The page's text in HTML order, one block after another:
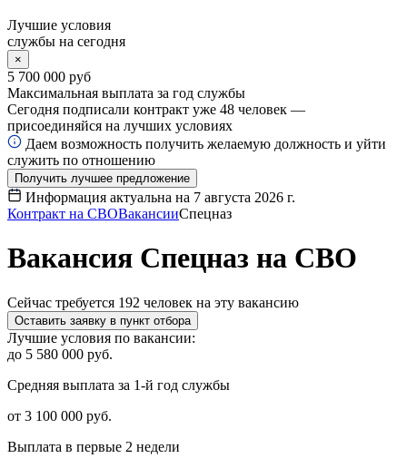
Лучшие условия
службы на сегодня
×
5 700 000 руб
Максимальная выплата за год службы
Сегодня подписали контракт уже 48 человек —
присоединяйся на лучших условиях
Даем возможность получить желаемую должность и уйти
служить по отношению
Получить лучшее предложение
Информация актуальна на 7 августа 2026 г.
Контракт на СВОВакансииСпецназ
Вакансия Спецназ на СВО
Сейчас требуется 192 человек на эту вакансию
Оставить заявку в пункт отбора
Лучшие условия по вакансии:
до 5 580 000 руб.
Средняя выплата за 1-й год службы
от 3 100 000 руб.
Выплата в первые 2 недели